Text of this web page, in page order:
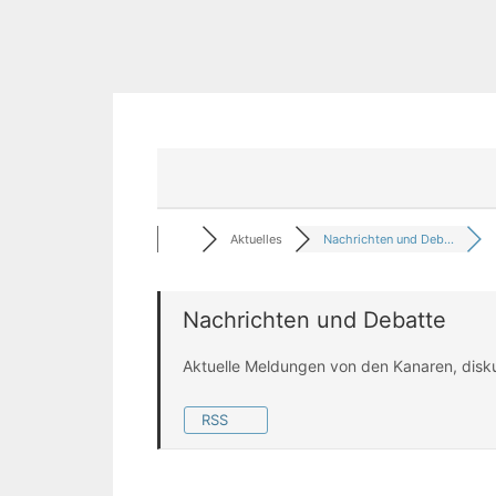
Aktuelles Nachrichten und Deb...
Nachrichten und Debatte
Aktuelle Meldungen von den Kanaren,
RSS